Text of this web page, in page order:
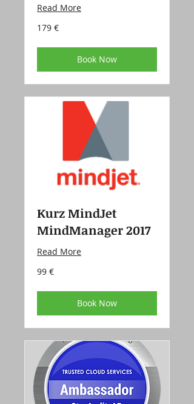
Read More
179
eur
179 €
Book Now
Kurz MindJet
MindManager 2017
Read More
99
eur
99 €
Book Now